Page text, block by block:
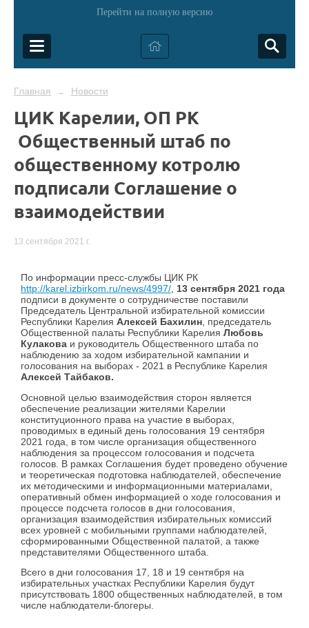
Перейти на полную версию
Главная → Новости
ЦИК Карелии, ОП РК
Общественный штаб по
общественному котролю
подписали Соглашение о
взаимодействии
13 сентября 2021 г.
По информации пресс-службы ЦИК РК
http://karel.izbirkom.ru/news/4997/ 13 сентября 2021 года
подписи в документе о сотрудничестве поставили
Председатель Центральной избирательной комиссии
Республики Карелия Алексей Бахилин , председатель
Общественной палаты Республики Карелия Любовь
Кулакова и руководитель Общественного штаба по
наблюдению за ходом избирательной кампании и
голосования на выборах - 2021 в Республике Карелия
Алексей Тайбаков.
Основной целью взаимодействия сторон является
обеспечение реализации жителями Карелии
конституционного права на участие в выборах,
проводимых в единый день голосования 19 сентября
2021 года, в том числе организация общественного
наблюдения за процессом голосования и подсчета
голосов. В рамках Соглашения будет проведено обучение
и теоретическая подготовка наблюдателей, обеспечение
их методическими и информационными материалами,
оперативный обмен информацией о ходе голосования и
процессе подсчета голосов в дни голосования,
организация взаимодействия избирательных комиссий
всех уровней с мобильными группами наблюдателей,
сформированными Общественной палатой, а также
представителями Общественного штаба.
Всего в дни голосования 17, 18 и 19 сентября на
избирательных участках Республики Карелия будут
присутствовать 1800 общественных наблюдателей, в том
числе наблюдатели-блогеры.